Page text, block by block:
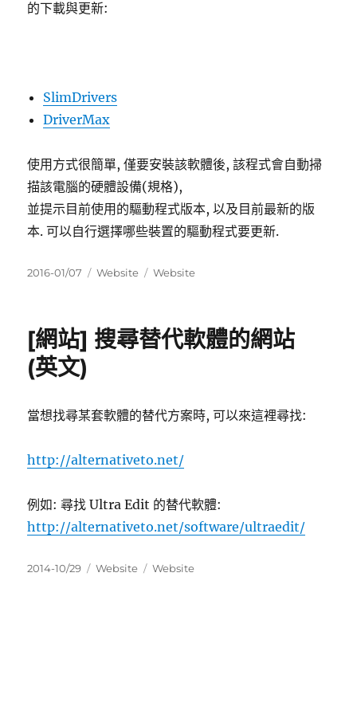
的下載與更新:
SlimDrivers
DriverMax
使用方式很簡單, 僅要安裝該軟體後, 該程式會自動掃
描該電腦的硬體設備(規格),
並提示目前使用的驅動程式版本, 以及目前最新的版
本. 可以自行選擇哪些裝置的驅動程式要更新.
發
2016-01/07
分
Website
標
Website
[網站] 搜尋替代軟體的網站
(英文)
當想找尋某套軟體的替代方案時, 可以來這裡尋找:
http://alternativeto.net/
例如: 尋找 Ultra Edit 的替代軟體:
http://alternativeto.net/software/ultraedit/
發
2014-10/29
分
Website
標
Website